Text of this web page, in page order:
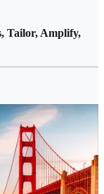
Tailor, Amplify,